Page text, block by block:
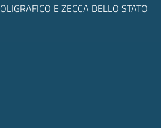
E ZECCA DELLO STATO